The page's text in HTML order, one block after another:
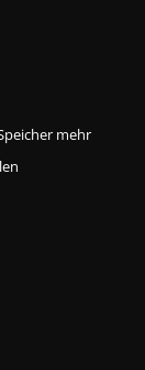
mehr